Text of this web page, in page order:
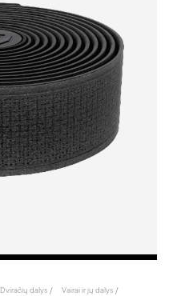
Dviračių dalys
Vairai ir jų dalys